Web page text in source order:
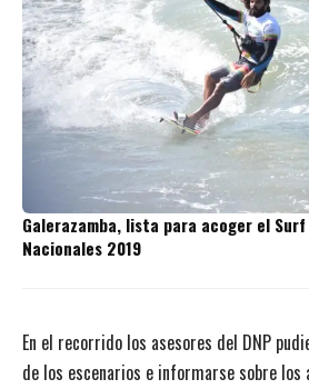
Galerazamba, lista para acoger el Surf
Nacionales 2019
En el recorrido los asesores del DNP
de los escenarios e informarse sobre los